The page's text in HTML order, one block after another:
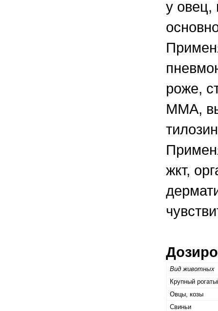
у овец,
роже,
ММА,
жкт,
Вид животных
Крупный
Овцы, козы
Свиньи